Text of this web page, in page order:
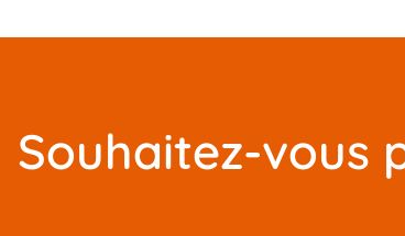
Souhaitez-vous